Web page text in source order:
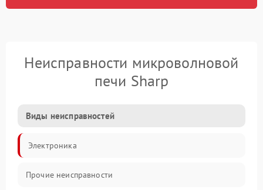
Неисправности микроволновой
печи Sharp
Виды неисправностей
Электроника
Прочие неисправности